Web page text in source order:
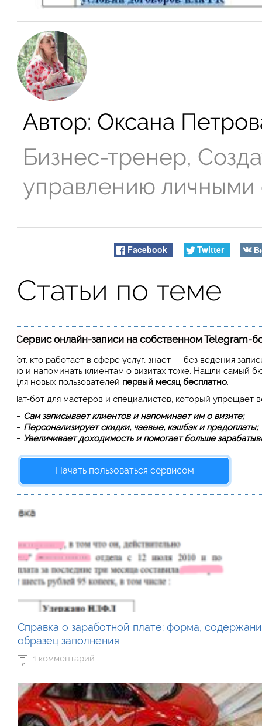
Автор: Оксана
Бизнес-тренер,
управлению
Facebook Twitter
Статьи по теме
Сервис онлайн-записи на собственном Telegram-
Тот, кто работает в сфере услуг, знает — без ведения
но и напоминать клиентам о визитах тоже. Нашли самый
Для новых пользователей первый месяц бесплатно.
Чат-бот для мастеров и специалистов, который упрощает
— Сам записывает клиентов и напоминает им о визите;
— Персонализирует скидки, чаевые, кэшбэк и предоплаты;
— Увеличивает доходимость и помогает больше
Начать пользоваться сервисом
Справка о заработной плате: форма,
образец заполнения
1 комментарий